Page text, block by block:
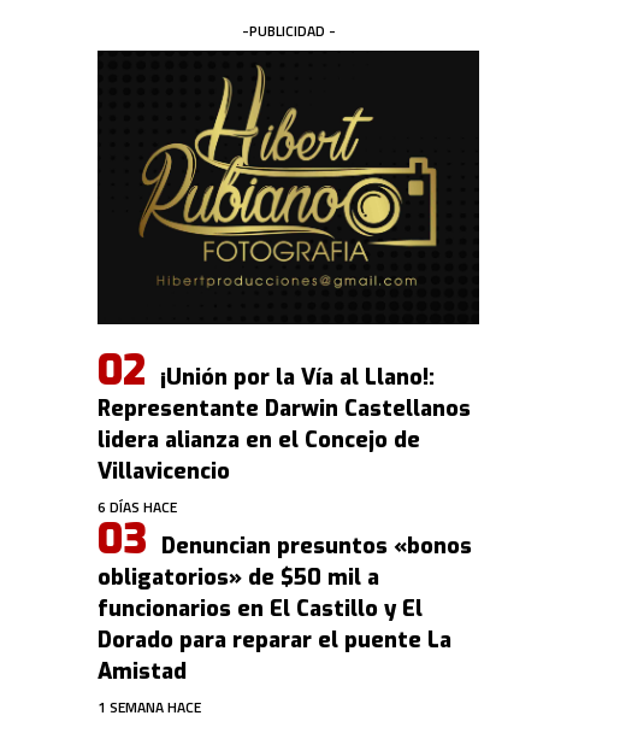
-PUBLICIDAD -
¡Unión por la Vía al Llano!:
Representante Darwin Castellanos
lidera alianza en el Concejo de
Villavicencio
6 DÍAS HACE
Denuncian presuntos «bonos
obligatorios» de $50 mil a
funcionarios en El Castillo y El
Dorado para reparar el puente La
Amistad
1 SEMANA HACE